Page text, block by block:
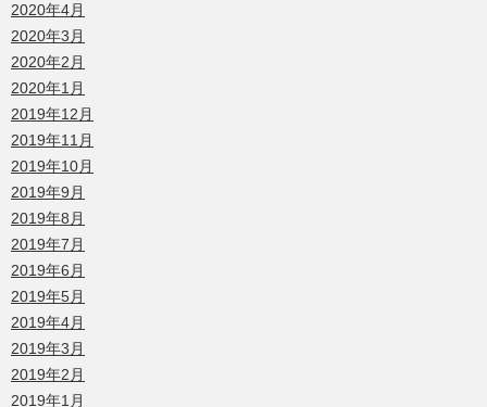
2020年4月
2020年3月
2020年2月
2020年1月
2019年12月
2019年11月
2019年10月
2019年9月
2019年8月
2019年7月
2019年6月
2019年5月
2019年4月
2019年3月
2019年2月
2019年1月